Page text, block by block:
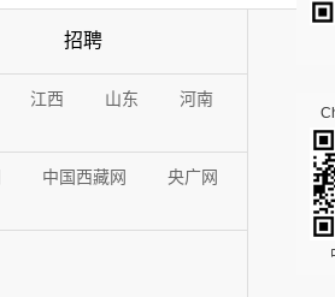
招聘
江西 山东
河南
中国西藏网
央广网